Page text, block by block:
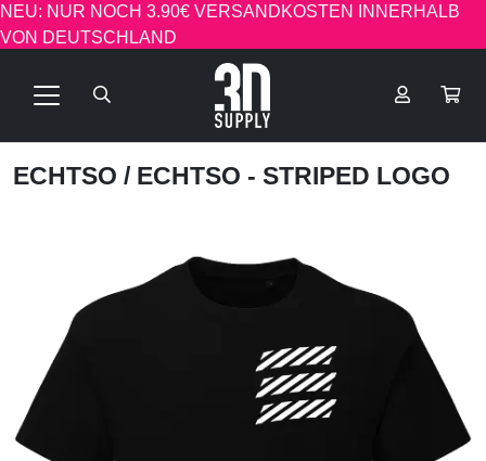
NEU: NUR NOCH 3.90€ VERSANDKOSTEN INNERHALB
VON DEUTSCHLAND
ECHTSO / ECHTSO - STRIPED LOGO